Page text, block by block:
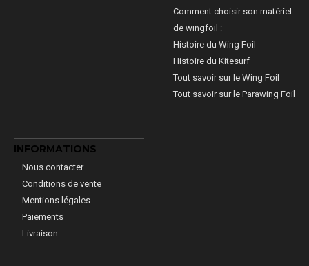
Comment choisir son matériel
de wingfoil :
Histoire du Wing Foil
Histoire du Kitesurf
Tout savoir sur le Wing Foil
Tout savoir sur le Parawing Foil
INFORMATIONS
Nous contacter
Conditions de vente
Mentions légales
Paiements
Livraison